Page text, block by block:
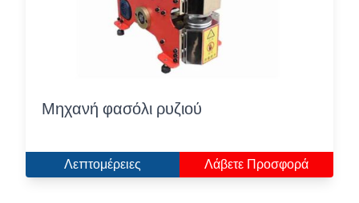
Μηχανή φασόλι ρυζιού
Λεπτομέρειες Λάβετε Προσφορά